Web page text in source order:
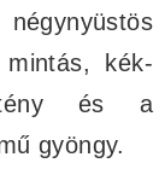
kék-
és a
gyöngy.